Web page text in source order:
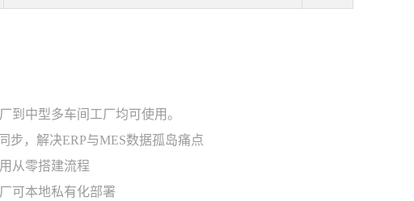
到中型多车间工厂均可使用。
步，解决ERP与MES数据孤岛痛点
从零搭建流程
可本地私有化部署